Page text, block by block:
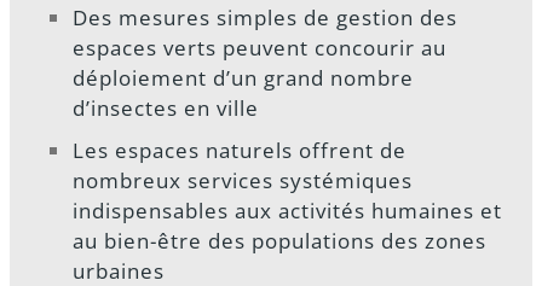
Des mesures simples de gestion des
espaces verts peuvent concourir au
déploiement d’un grand nombre
d’insectes en ville
Les espaces naturels offrent de
nombreux services systémiques
indispensables aux activités humaines et
au bien-être des populations des zones
urbaines